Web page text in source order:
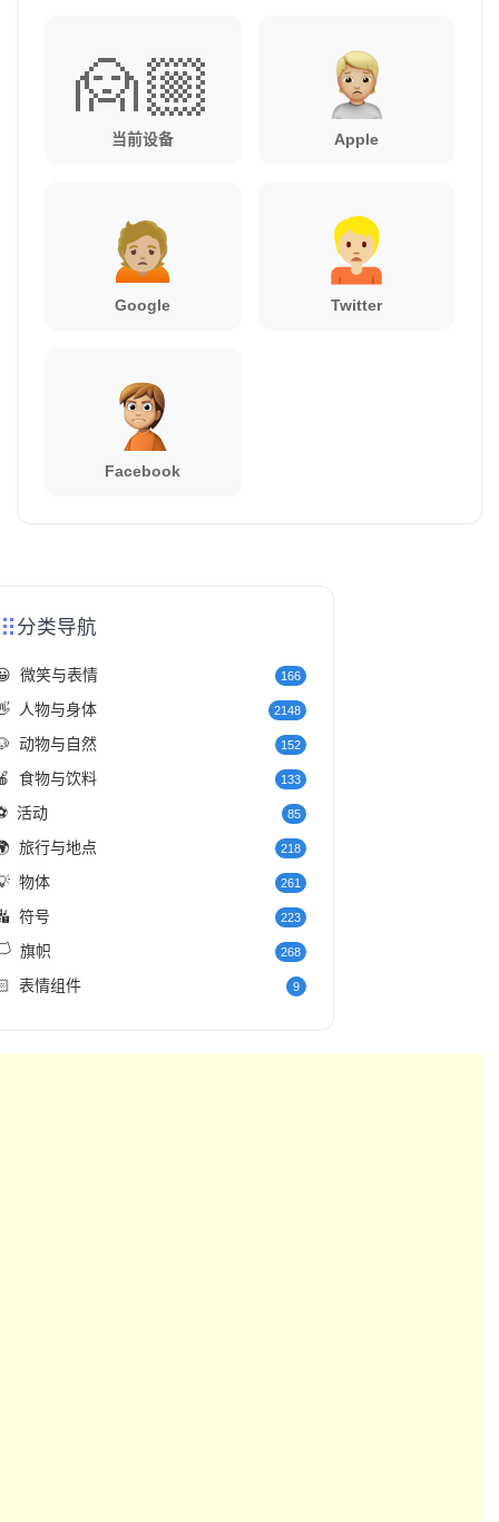
🙍🏼
当前设备 Apple
Google Twitter
Facebook
分类导航
微笑与表情 166
人物与身体 2148
动物与自然 152
食物与饮料 133
活动 85
旅行与地点 218
物体 261
符号 223
旗帜 268
表情组件 9